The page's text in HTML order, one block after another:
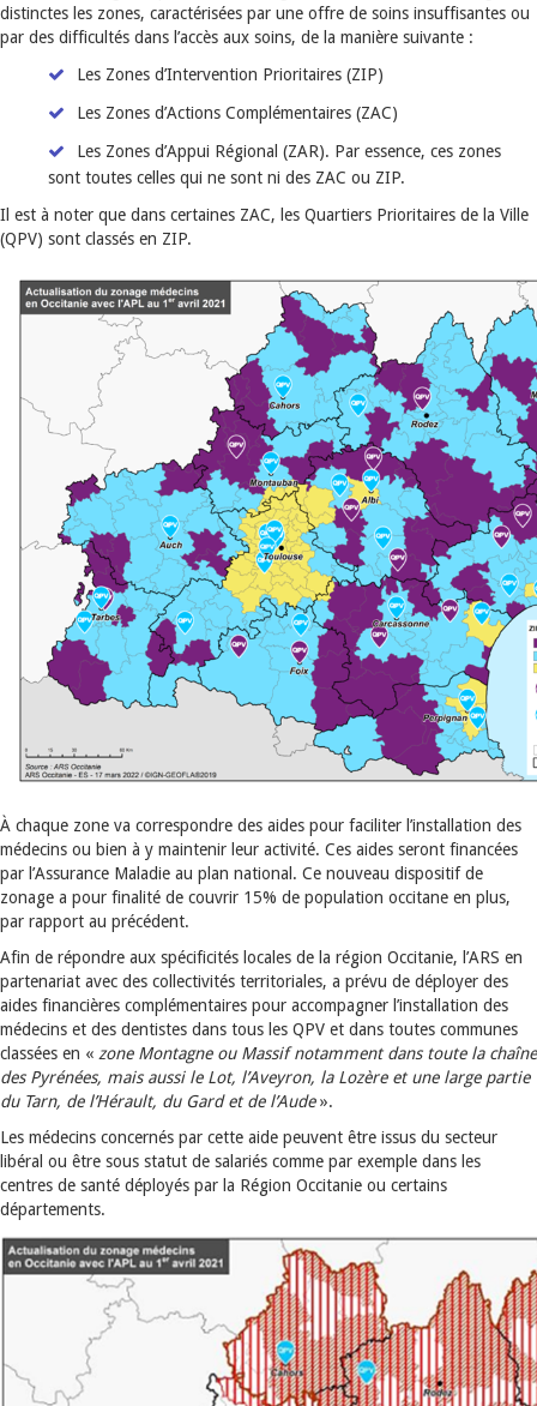
distinctes les zones, caractérisées par une offre de soins insuffisantes ou
par des difficultés dans l’accès aux soins, de la manière suivante :
Les Zones d’Intervention Prioritaires (ZIP)
Les Zones d’Actions Complémentaires (ZAC)
Les Zones d’Appui Régional (ZAR). Par essence, ces zones
sont toutes celles qui ne sont ni des ZAC ou ZIP.
Il est à noter que dans certaines ZAC, les Quartiers Prioritaires de la Ville
(QPV) sont classés en ZIP.
À chaque zone va correspondre des aides pour faciliter l’installation des
médecins ou bien à y maintenir leur activité. Ces aides seront financées
par l’Assurance Maladie au plan national. Ce nouveau dispositif de
zonage a pour finalité de couvrir 15% de population occitane en plus,
par rapport au précédent.
Afin de répondre aux spécificités locales de la région Occitanie, l’ARS en
partenariat avec des collectivités territoriales, a prévu de déployer des
aides financières complémentaires pour accompagner l’installation des
médecins et des dentistes dans tous les QPV et dans toutes communes
classées en « zone Montagne ou Massif notamment dans toute la chaîne
des Pyrénées, mais aussi le Lot, l’Aveyron, la Lozère et une large partie
du Tarn, de l’Hérault, du Gard et de l’Aude».
Les médecins concernés par cette aide peuvent être issus du secteur
libéral ou être sous statut de salariés comme par exemple dans les
centres de santé déployés par la Région Occitanie ou certains
départements.